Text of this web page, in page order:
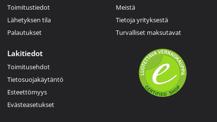
Toimitustiedot
Lähetyksen tila
Palautukset
Meistä
Tietoja yrityksestä
Turvalliset maksutavat
Lakitiedot
Toimitusehdot
Tietosuojakäytäntö
Esteettömyys
Evästeasetukset